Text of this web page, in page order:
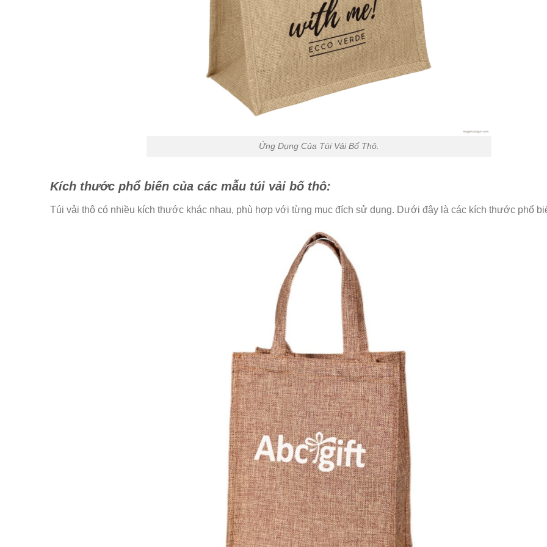
Ứng Dụng Của Túi Vải Bố Thô.
Kích thước phổ biến của các mẫu túi vải bố thô:
Túi vải thô có nhiều kích thước khác nhau, phù hợp với từng mục đích sử dụng. Dưới đây là các kích thước phổ